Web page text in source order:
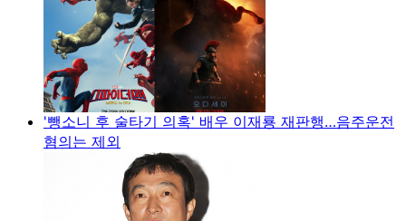
'뺑소니 후 술타기 의혹' 배우 이재룡 재판행…음주운전
혐의는 제외